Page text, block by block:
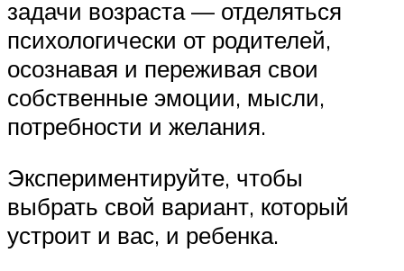
задачи возраста — отделяться
психологически от родителей,
осознавая и переживая свои
собственные эмоции, мысли,
потребности и желания.
Экспериментируйте, чтобы
выбрать свой вариант, который
устроит и вас, и ребенка.